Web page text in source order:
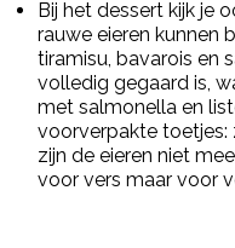
Bij het dessert kijk je
rauwe eieren kunnen
tiramisu, bavarois en
volledig gegaard is,
met salmonella en
voorverpakte toetjes:
zijn de eieren niet
voor vers maar voor